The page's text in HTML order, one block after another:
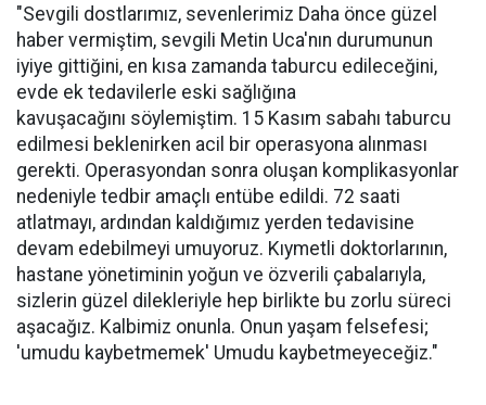
"Sevgili dostlarımız, sevenlerimiz Daha önce güzel
haber vermiştim, sevgili Metin Uca'nın durumunun
iyiye gittiğini, en kısa zamanda taburcu edileceğini,
evde ek tedavilerle eski sağlığına
kavuşacağını söylemiştim. 15 Kasım sabahı taburcu
edilmesi beklenirken acil bir operasyona alınması
gerekti. Operasyondan sonra oluşan komplikasyonlar
nedeniyle tedbir amaçlı entübe edildi. 72 saati
atlatmayı, ardından kaldığımız yerden tedavisine
devam edebilmeyi umuyoruz. Kıymetli doktorlarının,
hastane yönetiminin yoğun ve özverili çabalarıyla,
sizlerin güzel dilekleriyle hep birlikte bu zorlu süreci
aşacağız. Kalbimiz onunla. Onun yaşam felsefesi;
'umudu kaybetmemek' Umudu kaybetmeyeceğiz."